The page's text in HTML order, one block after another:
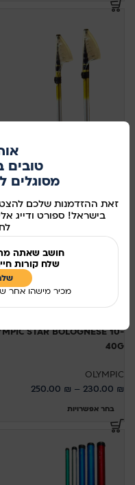
טובים
מסוגלים
זאת ההזדמנות שלכם
בישראל! ספורט ודייג
חושב שאתה
שלח קורות
מכיר מישהו אחר
STAR BOLOGNESE 10-
40G
OLYMPIC
230.00 ₪
–
250.00 ₪
בחר אפשרויות